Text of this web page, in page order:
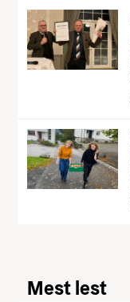
Mest lest